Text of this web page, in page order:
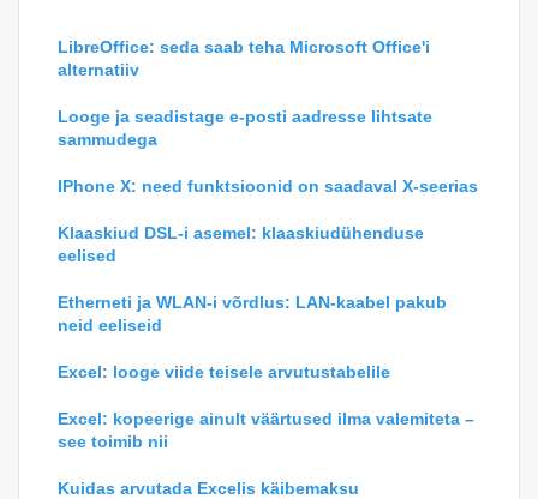
LibreOffice: seda saab teha Microsoft Office'i
alternatiiv
Looge ja seadistage e-posti aadresse lihtsate
sammudega
IPhone X: need funktsioonid on saadaval X-seerias
Klaaskiud DSL-i asemel: klaaskiudühenduse
eelised
Etherneti ja WLAN-i võrdlus: LAN-kaabel pakub
neid eeliseid
Excel: looge viide teisele arvutustabelile
Excel: kopeerige ainult väärtused ilma valemiteta –
see toimib nii
Kuidas arvutada Excelis käibemaksu